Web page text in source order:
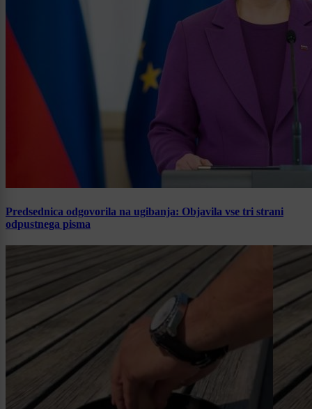
Predsednica odgovorila na ugibanja: Objavila vse tri strani
odpustnega pisma